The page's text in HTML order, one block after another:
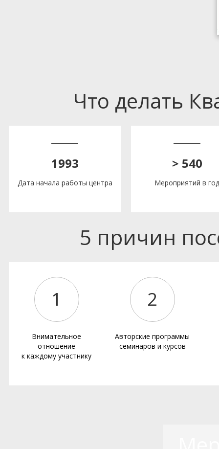
Что делать
1993
Дата начала работы центра
> 540
Мероприятий в год
5 причин
1
Внимательное
отношение
к каждому участнику
2
Авторские программы
семинаров и курсов